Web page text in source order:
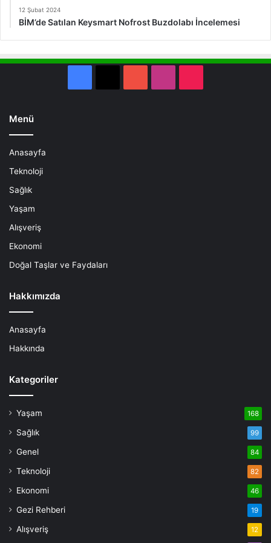
12 Şubat 2024
BİM’de Satılan Keysmart Nofrost Buzdolabı İncelemesi
Menü
Anasayfa
Teknoloji
Sağlık
Yaşam
Alışveriş
Ekonomi
Doğal Taşlar ve Faydaları
Hakkımızda
Anasayfa
Hakkında
Kategoriler
Yaşam 168
Sağlık 99
Genel 84
Teknoloji 82
Ekonomi 46
Gezi Rehberi 19
Alışveriş 12